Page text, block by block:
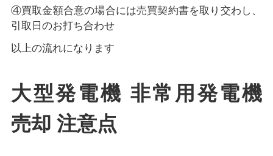
④買取金額合意の場合には売買契約書を取り交わし、
引取日のお打ち合わせ
以上の流れになります
大型発電機 非常用発電機
売却 注意点